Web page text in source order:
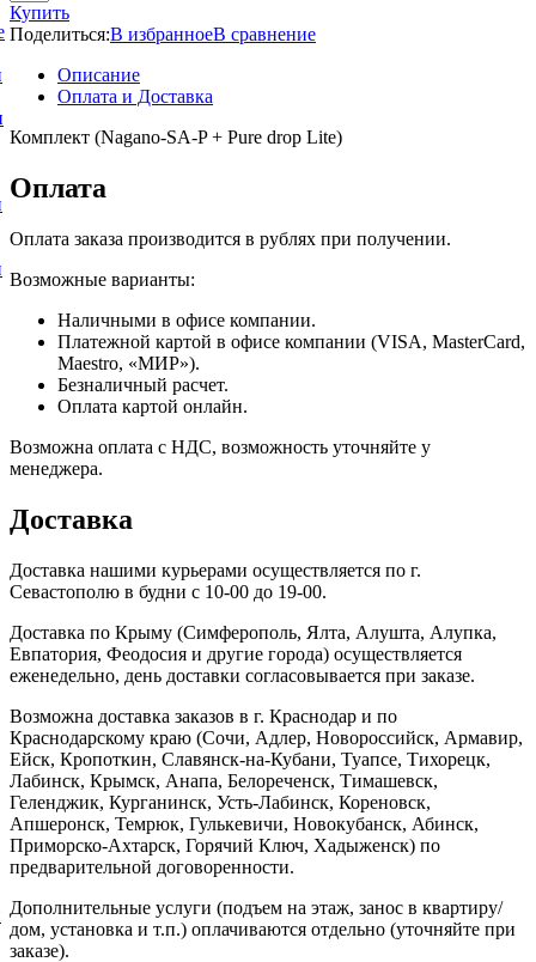
Купить
Поделиться:В избранноеВ сравнение
Описание
Оплата и Доставка
Комплект (Nagano-SA-P + Pure drop Lite)
Оплата
Оплата заказа производится в рублях при получении.
Возможные варианты:
Наличными в офисе компании.
Платежной картой в офисе компании (VISA, MasterCard,
Maestro, «МИР»).
Безналичный расчет.
Оплата картой онлайн.
Возможна оплата с НДС, возможность уточняйте у
менеджера.
Доставка
Доставка нашими курьерами осуществляется по г.
Севастополю в будни с 10-00 до 19-00.
Доставка по Крыму (Симферополь, Ялта, Алушта, Алупка,
Евпатория, Феодосия и другие города) осуществляется
еженедельно, день доставки согласовывается при заказе.
Возможна доставка заказов в г. Краснодар и по
Краснодарскому краю (Сочи, Адлер, Новороссийск, Армавир,
Ейск, Кропоткин, Славянск-на-Кубани, Туапсе, Тихорецк,
Лабинск, Крымск, Анапа, Белореченск, Тимашевск,
Геленджик, Курганинск, Усть-Лабинск, Кореновск,
Апшеронск, Темрюк, Гулькевичи, Новокубанск, Абинск,
Приморско-Ахтарск, Горячий Ключ, Хадыженск) по
предварительной договоренности.
Дополнительные услуги (подъем на этаж, занос в квартиру/
дом, установка и т.п.) оплачиваются отдельно (уточняйте при
заказе).